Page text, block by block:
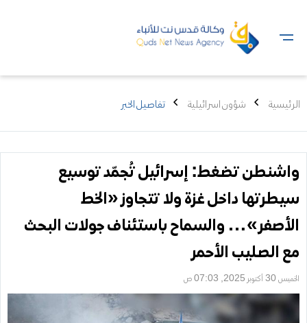
الرئيسية شؤون اسرائيلية تفاصيل الخبر
واشنطن تضغط: إسرائيل تُجمّد توسيع
سيطرتها داخل غزة ولا تتجاوز «الخط
الأصفر»… والسماح باستئناف جولات البحث
مع الصليب الأحمر
الخميس 30 أكتوبر 2025, 07:03 ص